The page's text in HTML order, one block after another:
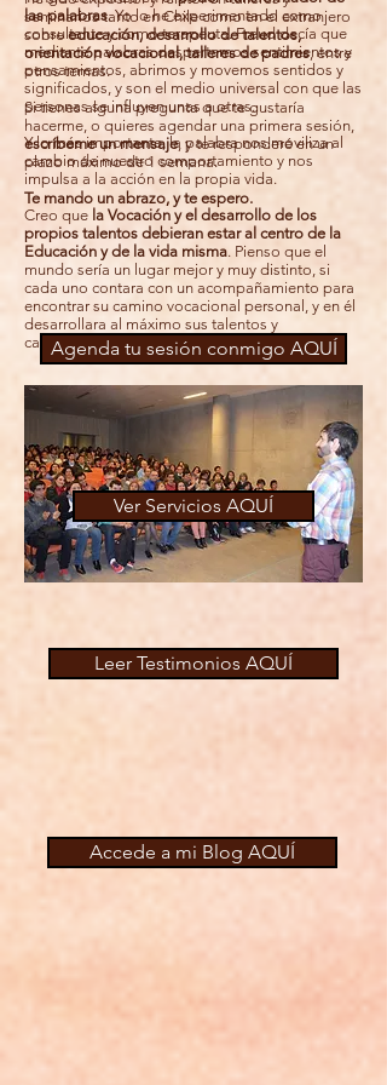
las palabras. Yo lo he experimentado como
consultante y como terapeuta. Freud decía que
mediante palabras despertamos sentimientos y
pensamientos, abrimos y movemos sentidos y
significados, y son el medio universal con que las
personas se influyen unas a otras.
Y lo más importante, la palabra nos moviliza al
cambio de nuestro comportamiento y nos
impulsa a la acción en la propia vida.
Creo que la Vocación y el desarrollo de los
propios talentos debieran estar al centro de la
Educación y de la vida misma. Pienso que el
mundo sería un lugar mejor y muy distinto, si
cada uno contara con un acompañamiento para
encontrar su camino vocacional personal, y en él
desarrollara al máximo sus talentos y
capacidades.
seminarios tanto en Chile como en el extranjero
sobreeducación, desarrollo de talentos,
orientación vocacional, talleres de padres, entre
otros temas.
Si tienes alguna pregunta que te gustaría
hacerme, o quieres agendar una primera sesión,
escríbeme un mensaje, y te responderé en un
plazo máximo de 1 semana.
Te mando un abrazo, y te espero.
Agenda tu sesión conmigo AQUÍ
Ver Servicios AQUÍ
Leer Testimonios AQUÍ
Accede a mi Blog AQUÍ